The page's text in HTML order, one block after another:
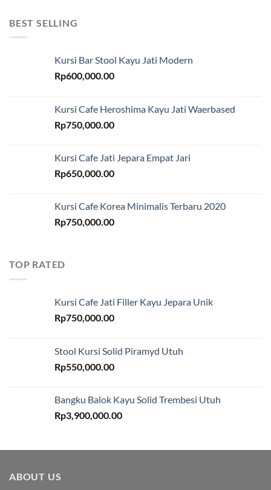
BEST SELLING
Kursi Bar Stool Kayu Jati Modern
Rp600,000.00
Kursi Cafe Heroshima Kayu Jati Waerbased
Rp750,000.00
Kursi Cafe Jati Jepara Empat Jari
Rp650,000.00
Kursi Cafe Korea Minimalis Terbaru 2020
Rp750,000.00
TOP RATED
Kursi Cafe Jati Filler Kayu Jepara Unik
Rp750,000.00
Stool Kursi Solid Piramyd Utuh
Rp550,000.00
Bangku Balok Kayu Solid Trembesi Utuh
Rp3,900,000.00
ABOUT US